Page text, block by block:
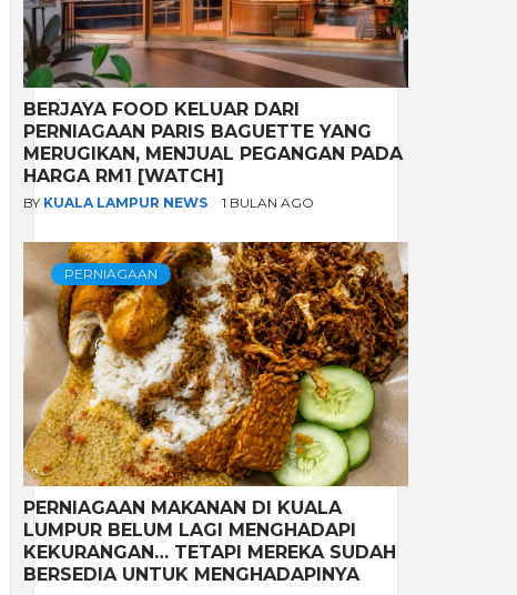
BERJAYA FOOD KELUAR DARI
PERNIAGAAN PARIS BAGUETTE YANG
MERUGIKAN, MENJUAL PEGANGAN PADA
HARGA RM1 [WATCH]
BY KUALA LAMPUR NEWS 1 BULAN AGO
PERNIAGAAN
PERNIAGAAN MAKANAN DI KUALA
LUMPUR BELUM LAGI MENGHADAPI
KEKURANGAN… TETAPI MEREKA SUDAH
BERSEDIA UNTUK MENGHADAPINYA